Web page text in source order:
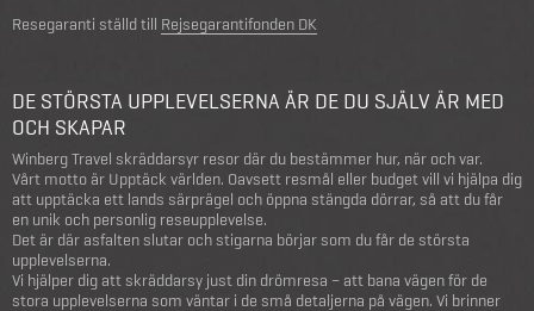
Resegaranti ställd till Rejsegarantifonden DK
DE STÖRSTA UPPLEVELSERNA ÄR DE DU SJÄLV ÄR MED
OCH SKAPAR
Winberg Travel skräddarsyr resor där du bestämmer hur, när och var.
Vårt motto är Upptäck världen. Oavsett resmål eller budget vill vi hjälpa dig
att upptäcka ett lands särprägel och öppna stängda dörrar, så att du får
en unik och personlig reseupplevelse.
Det är där asfalten slutar och stigarna börjar som du får de största
upplevelserna.
Vi hjälper dig att skräddarsy just din drömresa – att bana vägen för de
stora upplevelserna som väntar i de små detaljerna på vägen. Vi brinner